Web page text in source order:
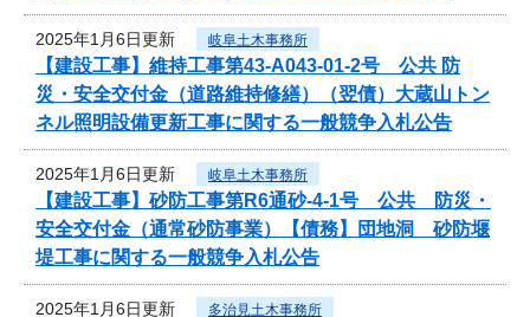
2025年1月6日更新 岐阜土木事務所
【建設工事】維持工事第43-A043-01-2号 公共 防
災・安全交付金（道路維持修繕）（翌債）大蔵山トン
ネル照明設備更新工事に関する一般競争入札公告
2025年1月6日更新 岐阜土木事務所
【建設工事】砂防工事第R6通砂-4-1号 公共 防災・
安全交付金（通常砂防事業）【債務】団地洞 砂防堰
堤工事に関する一般競争入札公告
2025年1月6日更新 多治見土木事務所